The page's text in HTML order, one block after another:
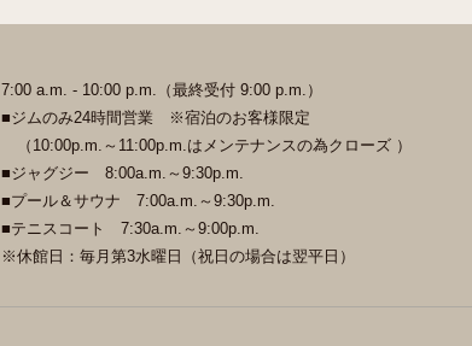
7:00 a.m. - 10:00 p.m. （最終受付 9:00 p.m.）
■ジムのみ24時間営業 ※宿泊のお客様限定
（10:00p.m.～11:00p.m.はメンテナンスの為クローズ ）
■ジャグジー 8:00a.m.～9:30p.m.
■プール＆サウナ 7:00a.m.～9:30p.m.
■テニスコート 7:30a.m.～9:00p.m.
※休館日：毎月第3水曜日（祝日の場合は翌平日）